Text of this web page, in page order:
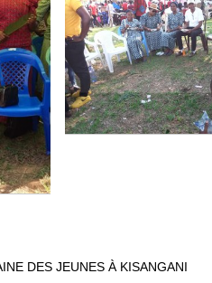
DES JEUNES À KISANGANI